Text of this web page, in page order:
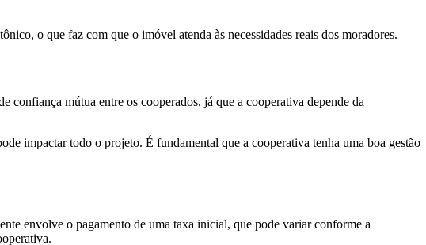
o que faz com que o imóvel atenda às necessidades reais dos moradores.
confiança mútua entre os cooperados, já que a cooperativa depende da
impactar todo o projeto. É fundamental que a cooperativa tenha uma boa gestão
envolve o pagamento de uma taxa inicial, que pode variar conforme a